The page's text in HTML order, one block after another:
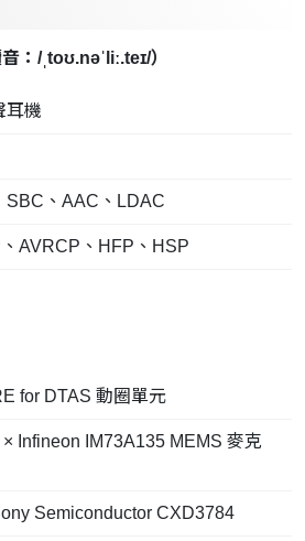
：/ˌtoʊ.nəˈliː.teɪ/）
耳機
、AAC、LDAC
AVRCP、HFP、HSP
for DTAS 動圈單元
Infineon IM73A135 MEMS 麥克
Semiconductor CXD3784